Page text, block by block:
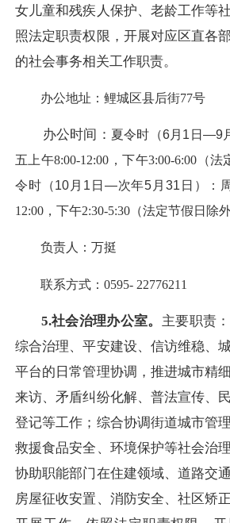
女儿童和残疾人保护、老龄工作等
照法定职责权限，开展对应区直各
的社会事务相关工作职责。
办公地址：鲤城区县后街77号
办公时间： 夏令时（6月1日—9
五 上午8:00-12:00，下午3:00-6:00（
令时（10月1日—次年5月31日）：
12:00，下午2:30-5:30（法定节假日除外
负责人：万挺
联系方式：0595- 22776211
5.社会治理办公室。 主要职责
综合治理、平安建设、信访维稳、
平台的日常管理协调，推进城市精
来访、矛盾纠纷化解、普法宣传、
登记等工作；综合协调街道城市管
救援食品安全、环境保护等社会治
协助职能部门在住建领域、道路交
房屋征收安置、消防安全、社区矫